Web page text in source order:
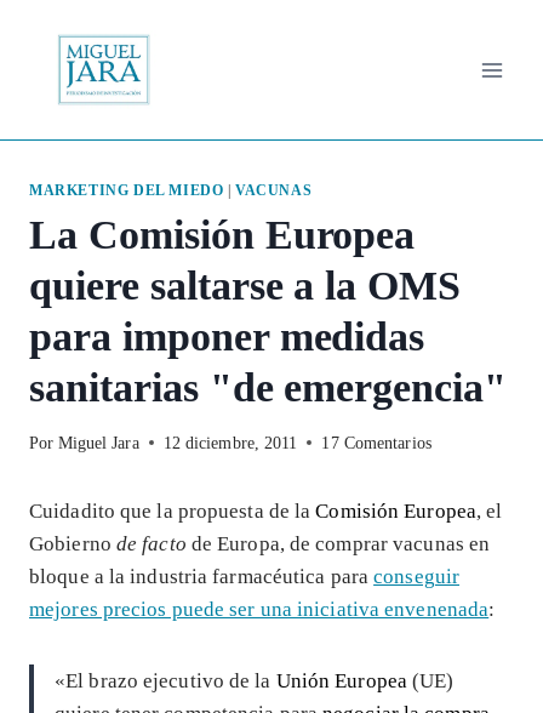
contenido
MARKETING DEL MIEDO |VACUNAS
La Comisión Europea
quiere saltarse a la OMS
para imponer medidas
sanitarias "de emergencia"
Por Miguel Jara 12 diciembre, 2011 17 Comentarios
Cuidadito que la propuesta de laComisión Europea, el
Gobierno de facto de Europa, de comprar vacunas en
bloque a la industria farmacéutica paraconseguir
mejores precios puede ser una iniciativa envenenada:
«El brazo ejecutivo de la Unión Europea (UE)